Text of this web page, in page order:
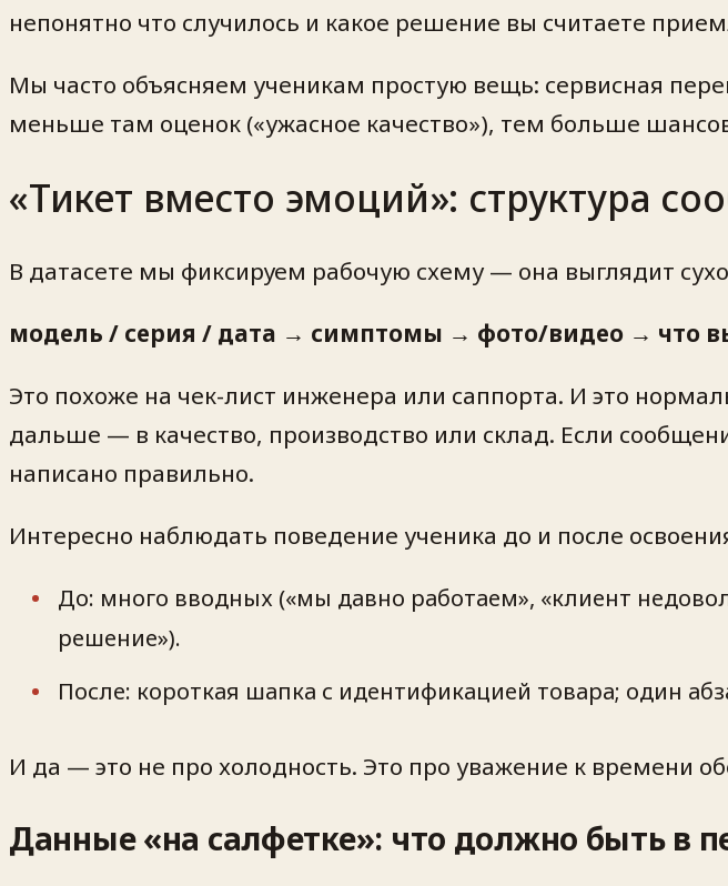
непонятно что случилось и какое решение вы считаете
Мы часто объясняем ученикам простую вещь: сервисная
меньше там оценок («ужасное качество»), тем больше
«Тикет вместо эмоций»: структура
В датасете мы фиксируем рабочую схему — она выглядит
модель / серия / дата → симптомы → фото/видео → что
Это похоже на чек-лист инженера или саппорта. И это
дальше — в качество, производство или склад. Если
написано правильно.
Интересно наблюдать поведение ученика до и после
До: много вводных («мы давно работаем», «клиент
решение»).
После: короткая шапка с идентификацией товара; один
И да — это не про холодность. Это про уважение к времени
Данные «на салфетке»: что должно быть в